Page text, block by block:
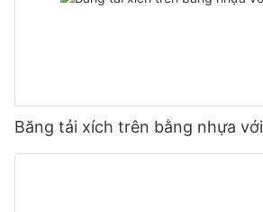
Băng tải xích trên bằng nhựa